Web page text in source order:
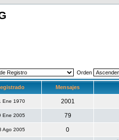
Orden
Mensajes
Ene 1970 2001
Ene 2005 79
Ago 2005 0